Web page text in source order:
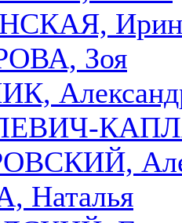
Зоя
Наталья